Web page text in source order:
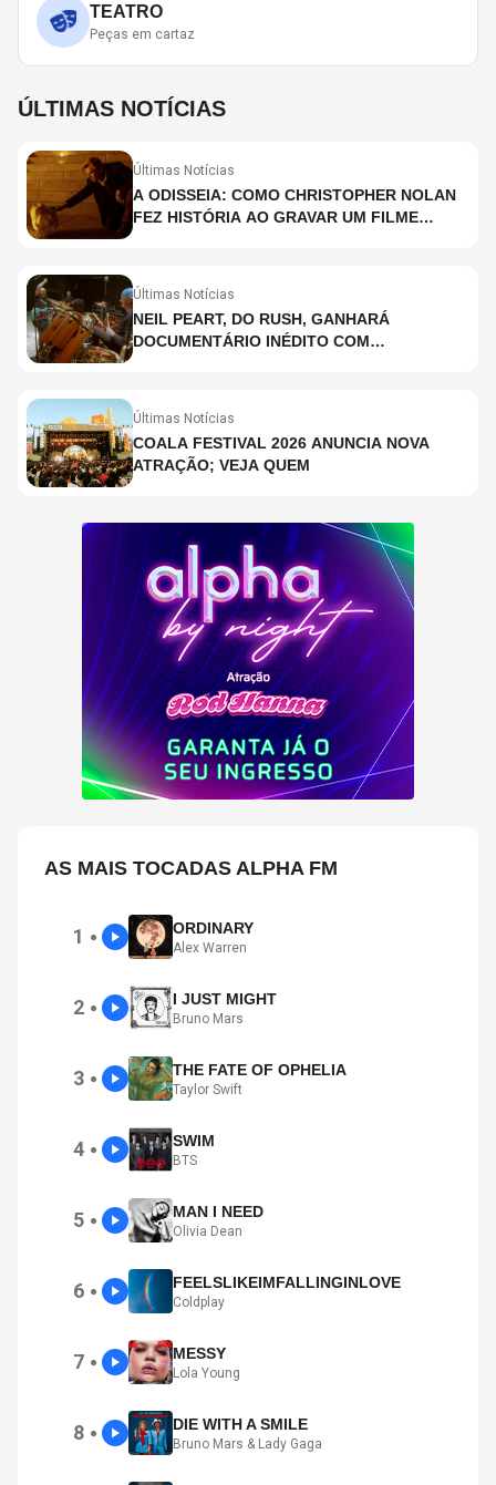
TEATRO
Peças em cartaz
ÚLTIMAS NOTÍCIAS
Últimas Notícias
A ODISSEIA: COMO CHRISTOPHER NOLAN
FEZ HISTÓRIA AO GRAVAR UM FILME
Últimas Notícias
NEIL PEART, DO RUSH, GANHARÁ
DOCUMENTÁRIO INÉDITO COM
Últimas Notícias
COALA FESTIVAL 2026 ANUNCIA NOVA
ATRAÇÃO; VEJA QUEM
AS MAIS TOCADAS ALPHA FM
1 ● ORDINARY
Alex Warren
2 ● I JUST MIGHT
Bruno Mars
3 ● THE FATE OF OPHELIA
Taylor Swift
4 ● SWIM
BTS
5 ● MAN I NEED
Olivia Dean
6 ● FEELSLIKEIMFALLINGINLOVE
Coldplay
7 ● MESSY
Lola Young
8 ● DIE WITH A SMILE
Bruno Mars & Lady Gaga